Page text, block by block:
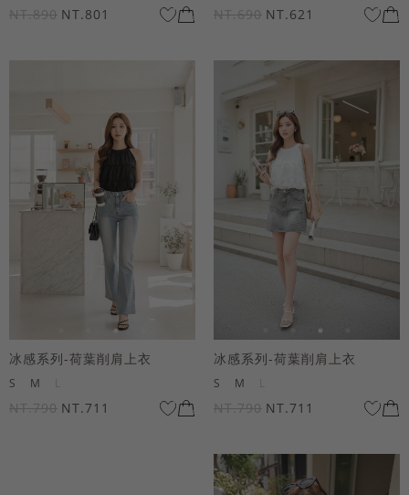
NT.890 NT.801 NT.690 NT.621
冰感系列-荷葉削肩上衣
S M
NT.790 NT.711
冰感系列-荷葉削肩上衣
S M
NT.790 NT.711